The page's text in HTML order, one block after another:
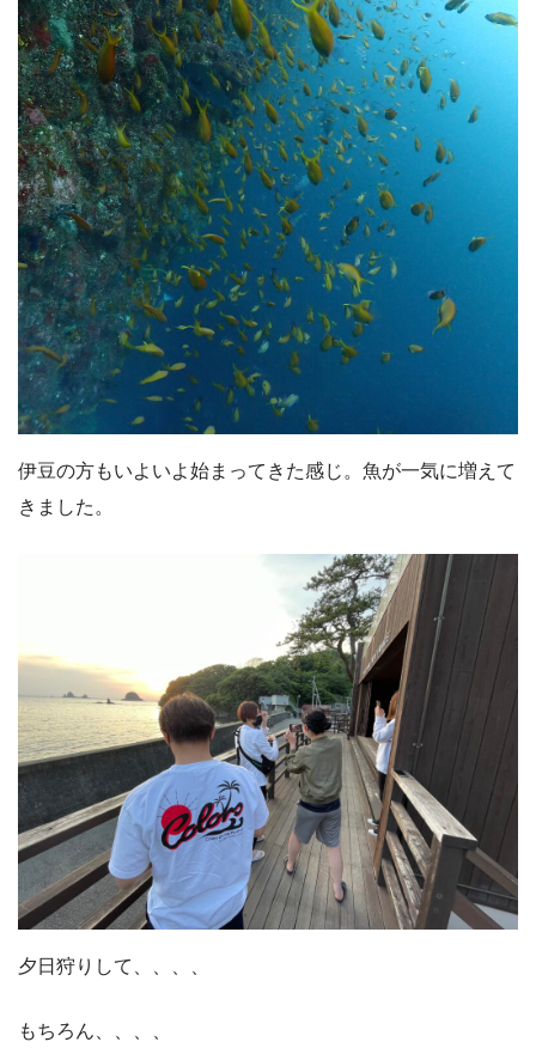
伊豆の方もいよいよ始まってきた感じ。魚が一気に増えて
きました。
夕日狩りして、、、、
もちろん、、、、